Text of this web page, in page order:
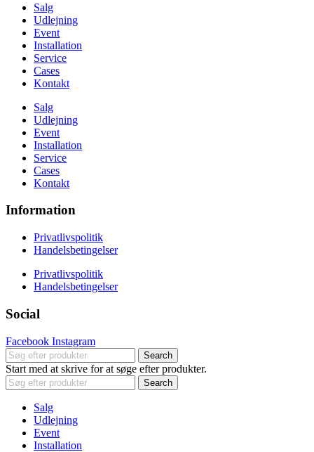
Salg
Udlejning
Event
Installation
Service
Cases
Kontakt
Salg
Udlejning
Event
Installation
Service
Cases
Kontakt
Information
Privatlivspolitik
Handelsbetingelser
Privatlivspolitik
Handelsbetingelser
Social
Facebook Instagram
Search
Start med at skrive for at søge efter produkter.
Search
Salg
Udlejning
Event
Installation